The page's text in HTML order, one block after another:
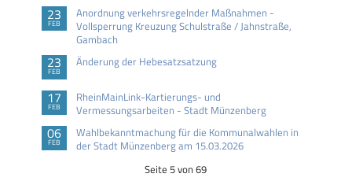
23
FEB
Anordnung verkehrsregelnder Maßnahmen -
Vollsperrung Kreuzung Schulstraße / Jahnstraße,
Gambach
23
FEB
Änderung der Hebesatzsatzung
17
FEB
RheinMainLink-Kartierungs- und
Vermessungsarbeiten - Stadt Münzenberg
06
FEB
Wahlbekanntmachung für die Kommunalwahlen in
der Stadt Münzenberg am 15.03.2026
Seite 5 von 69